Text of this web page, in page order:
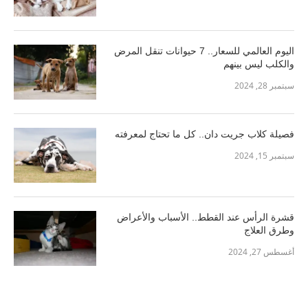
اليوم العالمي للسعار.. 7 حيوانات تنقل المرض
والكلب ليس بينهم
سبتمبر 28, 2024
فصيلة كلاب جريت دان.. كل ما تحتاج لمعرفته
سبتمبر 15, 2024
قشرة الرأس عند القطط.. الأسباب والأعراض
وطرق العلاج
أغسطس 27, 2024